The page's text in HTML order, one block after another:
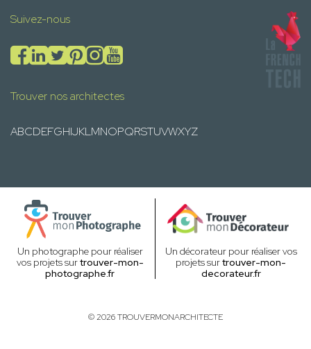
Suivez-nous
Trouver nos architectes
ABCDEFGHIJKLMNOPQRSTUVWXYZ
Un photographe pour réaliser
vos projets surtrouver-mon-
photographe.fr
Un décorateur pour réaliser vos
projets surtrouver-mon-
decorateur.fr
© 2026 TROUVERMONARCHITECTE